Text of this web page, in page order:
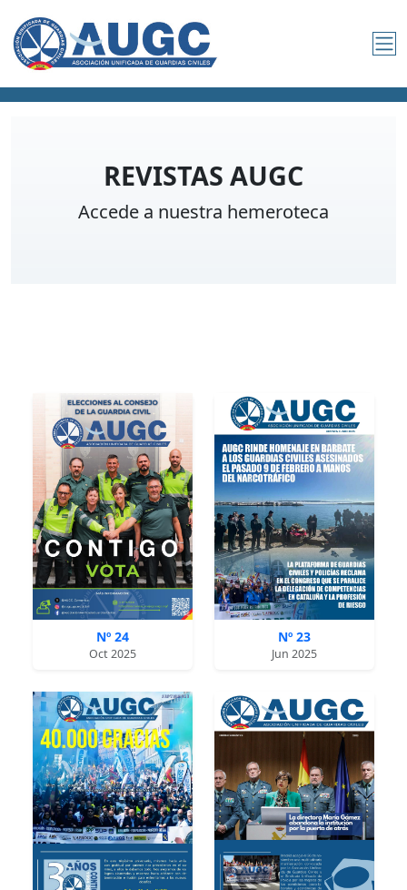
REVISTAS AUGC
Accede a nuestra hemeroteca
Nº 24
Oct 2025
Nº 23
Jun 2025